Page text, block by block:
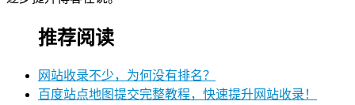
推荐阅读
网站收录不少，为何没有排名？
百度站点地图提交完整教程，快速提升网站收录！